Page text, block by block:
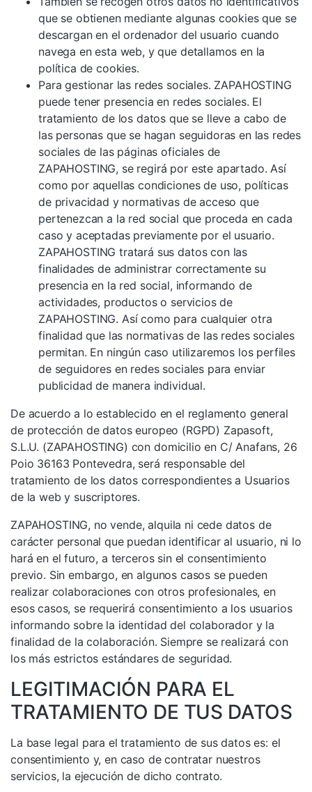
que se obtienen mediante algunas cookies que se
descargan en el ordenador del usuario cuando
navega en esta web, y que detallamos en la
política de cookies.
Para gestionar las redes sociales. ZAPAHOSTING
puede tener presencia en redes sociales. El
tratamiento de los datos que se lleve a cabo de
las personas que se hagan seguidoras en las redes
sociales de las páginas oficiales de
ZAPAHOSTING, se regirá por este apartado. Así
como por aquellas condiciones de uso, políticas
de privacidad y normativas de acceso que
pertenezcan a la red social que proceda en cada
caso y aceptadas previamente por el usuario.
ZAPAHOSTING tratará sus datos con las
finalidades de administrar correctamente su
presencia en la red social, informando de
actividades, productos o servicios de
ZAPAHOSTING. Así como para cualquier otra
finalidad que las normativas de las redes sociales
permitan. En ningún caso utilizaremos los perfiles
de seguidores en redes sociales para enviar
publicidad de manera individual.
De acuerdo a lo establecido en el reglamento general
de protección de datos europeo (RGPD) Zapasoft,
S.L.U. (ZAPAHOSTING) con domicilio en C/ Anafans, 26
Poio 36163 Pontevedra, será responsable del
tratamiento de los datos correspondientes a Usuarios
de la web y suscriptores.
ZAPAHOSTING, no vende, alquila ni cede datos de
carácter personal que puedan identificar al usuario, ni lo
hará en el futuro, a terceros sin el consentimiento
previo. Sin embargo, en algunos casos se pueden
realizar colaboraciones con otros profesionales, en
esos casos, se requerirá consentimiento a los usuarios
informando sobre la identidad del colaborador y la
finalidad de la colaboración. Siempre se realizará con
los más estrictos estándares de seguridad.
LEGITIMACIÓN PARA EL
TRATAMIENTO DE TUS DATOS
La base legal para el tratamiento de sus datos es: el
consentimiento y, en caso de contratar nuestros
servicios, la ejecución de dicho contrato.